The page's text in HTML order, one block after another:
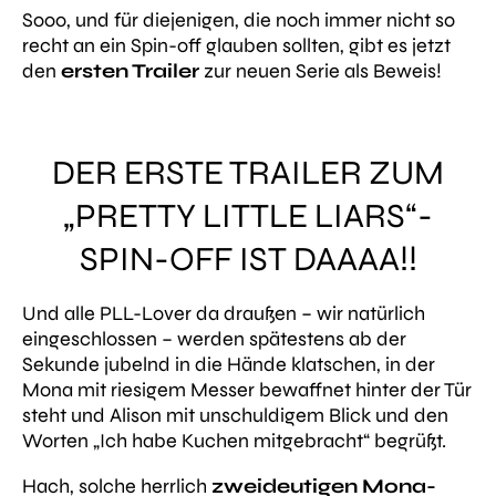
Sooo, und für diejenigen, die noch immer nicht so
recht an ein Spin-off glauben sollten, gibt es jetzt
den ersten Trailer zur neuen Serie als Beweis!
DER ERSTE TRAILER ZUM
„PRETTY LITTLE LIARS“-
SPIN-OFF IST DAAAA!!
Und alle PLL-Lover da draußen – wir natürlich
eingeschlossen – werden spätestens ab der
Sekunde jubelnd in die Hände klatschen, in der
Mona mit riesigem Messer bewaffnet hinter der Tür
steht und Alison mit unschuldigem Blick und den
Worten „Ich habe Kuchen mitgebracht“ begrüßt.
Hach, solche herrlich zweideutigen Mona-